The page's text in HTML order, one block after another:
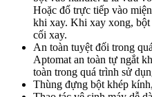
Hoặc đổ trực tiếp vào
khi xay. Khi xay xong, bột
cối xay.
An toàn tuyệt đối trong
Aptomat an toàn tự ngắt
toàn trong quá trình sử
Thùng đựng bột khép